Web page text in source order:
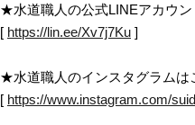
★水道職人の公式LINEアカウン
[ https://lin.ee/Xv7j7Ku ]
★水道職人のインスタグラムは
[ https://www.instagram.com/